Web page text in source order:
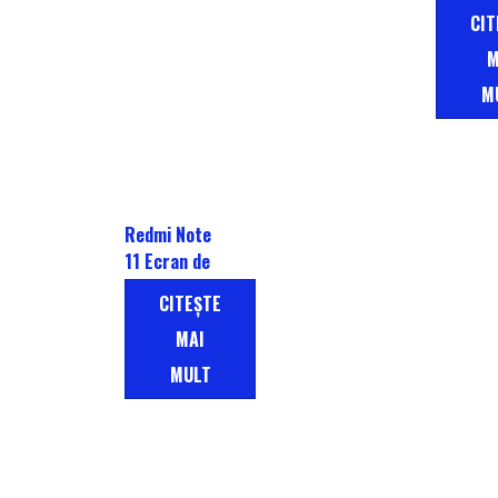
cu
A2 Lite,
Redmi 6
Redmi Note
11 Ecran de
asamblare
CITEŞTE
MAI
MULT